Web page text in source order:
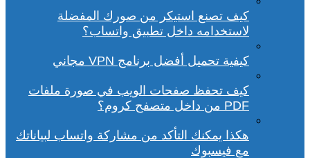
كيف تصنع استيكر من صورك المفضلة
لاستخدامه داخل تطبيق واتساب؟
كيفية تحميل أفضل برنامج VPN مجاني
كيف تحفظ صفحات الويب في صورة ملفات
PDF من داخل متصفح كروم؟
هكذا يمكنك التأكد من مشاركة واتساب لبياناتك
مع فيسبوك